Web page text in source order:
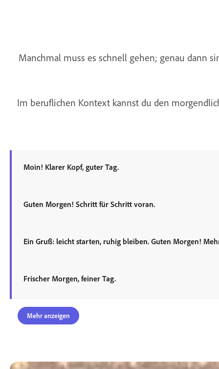
Manchmal muss es schnell gehen; genau dann
Im beruflichen Kontext kannst du den
Moin! Klarer Kopf, guter Tag.
Guten Morgen! Schritt für Schritt voran.
Ein Gruß: leicht starten, ruhig bleiben. Guten Morgen!
Frischer Morgen, feiner Tag.
Mehr anzeigen